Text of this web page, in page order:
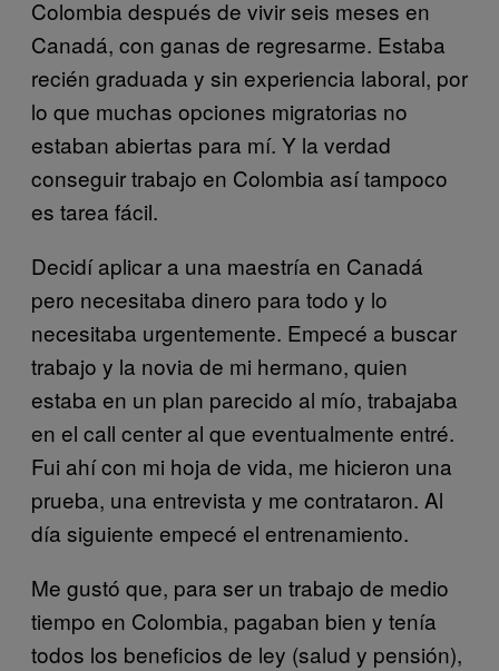
Colombia después de vivir seis meses en
Canadá, con ganas de regresarme. Estaba
recién graduada y sin experiencia laboral, por
lo que muchas opciones migratorias no
estaban abiertas para mí. Y la verdad
conseguir trabajo en Colombia así tampoco
es tarea fácil.
Decidí aplicar a una maestría en Canadá
pero necesitaba dinero para todo y lo
necesitaba urgentemente. Empecé a buscar
trabajo y la novia de mi hermano, quien
estaba en un plan parecido al mío, trabajaba
en el call center al que eventualmente entré.
Fui ahí con mi hoja de vida, me hicieron una
prueba, una entrevista y me contrataron. Al
día siguiente empecé el entrenamiento.
Me gustó que, para ser un trabajo de medio
tiempo en Colombia, pagaban bien y tenía
todos los beneficios de ley (salud y pensión),